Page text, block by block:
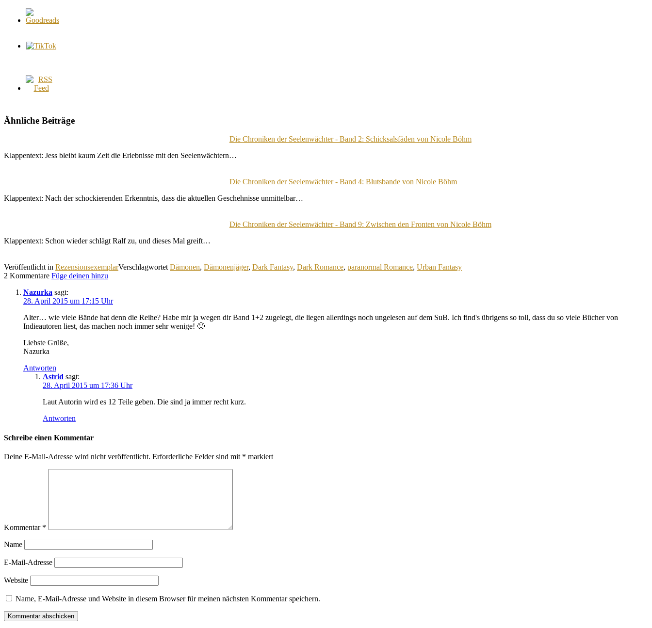
Ähnliche Beiträge
Die Chroniken der Seelenwächter - Band 2: Schicksalsfäden von Nicole Böhm
Klappentext: Jess bleibt kaum Zeit die Erlebnisse mit den Seelenwächtern…
Die Chroniken der Seelenwächter - Band 4: Blutsbande von Nicole Böhm
Klappentext: Nach der schockierenden Erkenntnis, dass die aktuellen Geschehnisse unmittelbar…
Die Chroniken der Seelenwächter - Band 9: Zwischen den Fronten von Nicole Böhm
Klappentext: Schon wieder schlägt Ralf zu, und dieses Mal greift…
Veröffentlicht in RezensionsexemplarVerschlagwortet Dämonen, Dämonenjäger, Dark Fantasy, Dark Romance, paranormal Romance, Urban Fantasy
2 Kommentare Füge deinen hinzu
Nazurka sagt:
28. April 2015 um 17:15 Uhr
Alter… wie viele Bände hat denn die Reihe? Habe mir ja wegen dir Band 1+2 zugelegt, die liegen allerdings noch ungelesen auf dem SuB. Ich find's übrigens so toll, dass du so viele Bücher von
Indieautoren liest, das machen noch immer sehr wenige! 🙂
Liebste Grüße,
Nazurka
Antworten
Astrid sagt:
28. April 2015 um 17:36 Uhr
Laut Autorin wird es 12 Teile geben. Die sind ja immer recht kurz.
Antworten
Schreibe einen Kommentar
Deine E-Mail-Adresse wird nicht veröffentlicht. Erforderliche Felder sind mit * markiert
Kommentar *
Name
E-Mail-Adresse
Website
Name, E-Mail-Adresse und Website in diesem Browser für meinen nächsten Kommentar speichern.